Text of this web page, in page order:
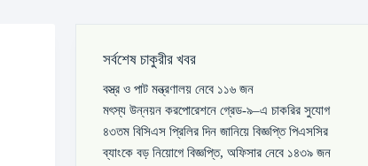
সর্বশেষ চাকুরীর খবর
বস্ত্র ও পাট মন্ত্রণালয় নেবে ১১৬ জন
মৎস্য উন্নয়ন করপোরেশনে গ্রেড-৯–এ চাকরির সুযোগ
৪৩তম বিসিএস প্রিলির দিন জানিয়ে বিজ্ঞপ্তি পিএসসির
ব্যাংকে বড় নিয়োগে বিজ্ঞপ্তি, অফিসার নেবে ১৪৩৯ জন